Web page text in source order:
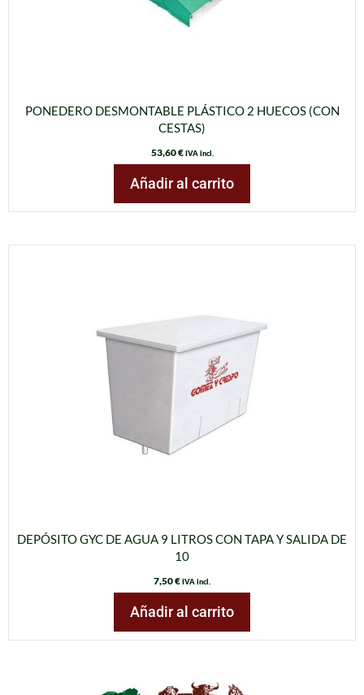
PONEDERO DESMONTABLE PLÁSTICO 2 HUECOS (CON
CESTAS)
53,60€ IVA incl.
Añadir al carrito
DEPÓSITO GYC DE AGUA 9 LITROS CON TAPA Y SALIDA DE
10
7,50€IVA incl.
Añadir al carrito